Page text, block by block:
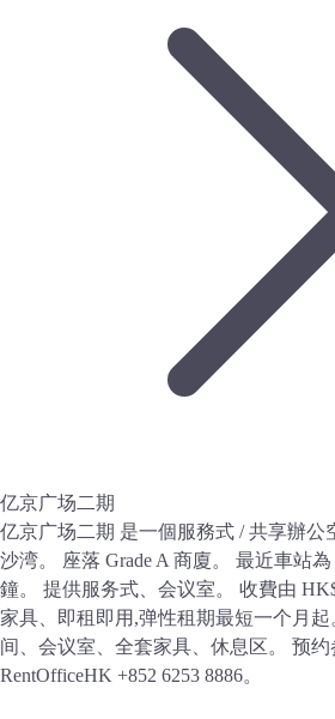
亿京广场二期
亿京广场二期 是一個服務式 / 共享辦公
沙湾。 座落 Grade A 商廈。 最近車站
鐘。 提供服务式、会议室。 收費由
家具、即租即用,弹性租期最短一个月
间、会议室、全套家具、休息区。 预
RentOfficeHK +852 6253 8886。